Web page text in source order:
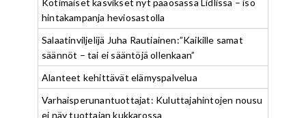
Kotimaiset kasvikset nyt pääosassa Lidlissä – iso
hintakampanja heviosastolla
Salaatinviljelijä Juha Rautiainen:”Kaikille samat
säännöt – tai ei sääntöjä ollenkaan”
Alanteet kehittävät elämyspalvelua
Varhaisperunantuottajat: Kuluttajahintojen nousu
ei näy tuottajan kukkarossa